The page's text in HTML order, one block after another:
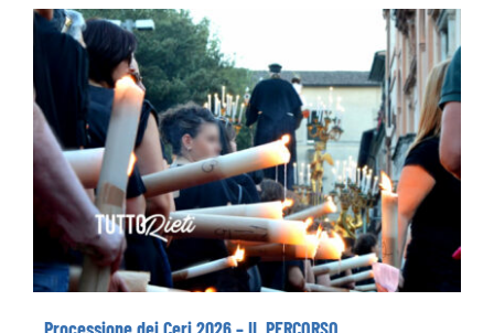
Processione dei Ceri 2026 – IL PERCORSO
Processione dei Ceri 2026 – IL PERCORSO